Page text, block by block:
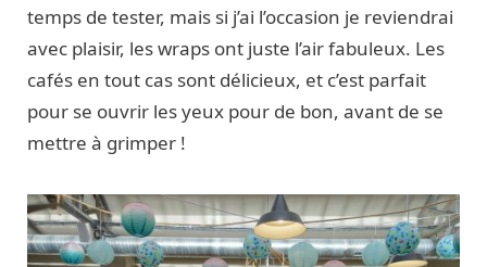
temps de tester, mais si j’ai l’occasion je reviendrai
avec plaisir, les wraps ont juste l’air fabuleux. Les
cafés en tout cas sont délicieux, et c’est parfait
pour se ouvrir les yeux pour de bon, avant de se
mettre à grimper !